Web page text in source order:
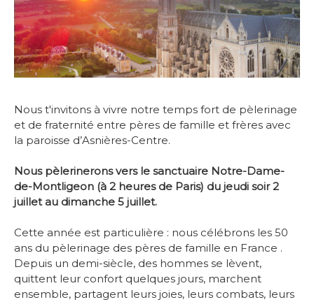
Nous t'invitons à vivre notre temps fort de pèlerinage
et de fraternité entre pères de famille et frères avec
la paroisse d’Asnières-Centre.
Nous pèlerinerons vers le sanctuaire Notre-Dame-
de-Montligeon (à 2 heures de Paris) du jeudi soir 2
juillet au dimanche 5 juillet.
Cette année est particulière : nous célébrons les 50
ans du pèlerinage des pères de famille en France .
Depuis un demi-siècle, des hommes se lèvent,
quittent leur confort quelques jours, marchent
ensemble, partagent leurs joies, leurs combats, leurs